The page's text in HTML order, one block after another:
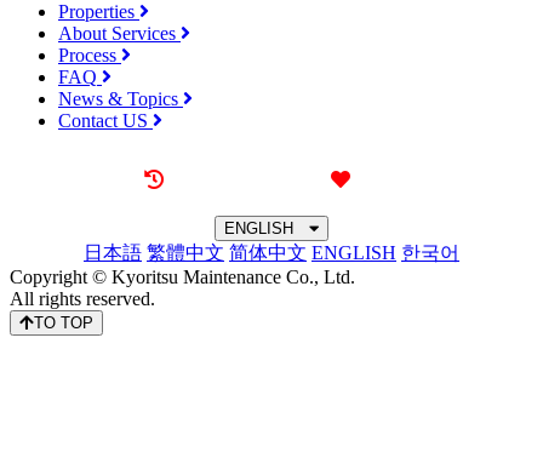
Properties
About Services
Process
FAQ
News & Topics
Contact US
ENGLISH
日本語 繁體中文 简体中文 ENGLISH 한국어
Copyright © Kyoritsu Maintenance Co., Ltd.
All rights reserved.
TO TOP